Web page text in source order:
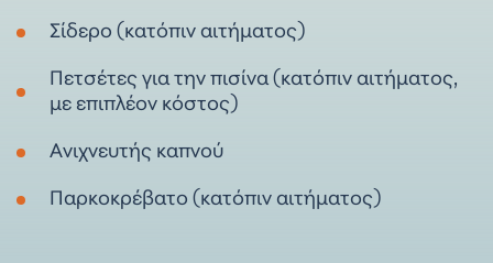
Σίδερο (κατόπιν αιτήματος)
Πετσέτες για την πισίνα (κατόπιν αιτήματος,
με επιπλέον κόστος)
Ανιχνευτής καπνού
Παρκοκρέβατο (κατόπιν αιτήματος)